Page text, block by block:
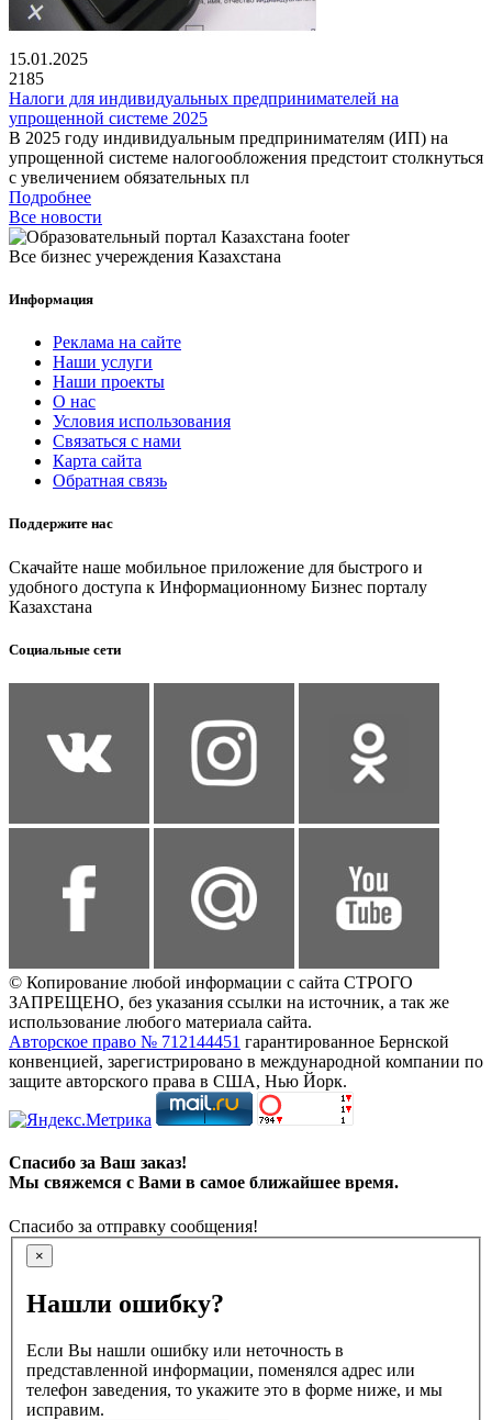
15.01.2025
2185
Налоги для индивидуальных предпринимателей на
упрощенной системе 2025
В 2025 году индивидуальным предпринимателям (ИП) на
упрощенной системе налогообложения предстоит столкнуться
с увеличением обязательных пл
Подробнее
Все новости
Все бизнес учереждения Казахстана
Информация
Реклама на сайте
Наши услуги
Наши проекты
О нас
Условия использования
Связаться с нами
Карта сайта
Обратная связь
Поддержите нас
Скачайте наше мобильное приложение для быстрого и
удобного доступа к Информационному Бизнес порталу
Казахстана
Социальные сети
© Копирование любой информации с сайта СТРОГО
ЗАПРЕЩЕНО, без указания ссылки на источник, а так же
использование любого материала сайта.
Авторское право № 712144451 гарантированное Бернской
конвенцией, зарегистрировано в международной компании по
защите авторского права в США, Нью Йорк.
Спасибо за Ваш заказ!
Мы свяжемся с Вами в самое ближайшее время.
Спасибо за отправку сообщения!
×
Нашли ошибку?
Если Вы нашли ошибку или неточность в
представленной информации, поменялся адрес или
телефон заведения, то укажите это в форме ниже, и мы
исправим.